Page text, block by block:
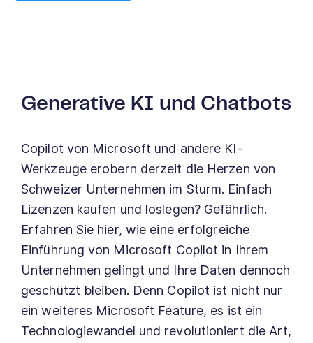
Generative KI und Chatbots
Copilot von Microsoft und andere KI-
Werkzeuge erobern derzeit die Herzen von
Schweizer Unternehmen im Sturm. Einfach
Lizenzen kaufen und loslegen? Gefährlich.
Erfahren Sie hier, wie eine erfolgreiche
Einführung von Microsoft Copilot in Ihrem
Unternehmen gelingt und Ihre Daten dennoch
geschützt bleiben. Denn Copilot ist nicht nur
ein weiteres Microsoft Feature, es ist ein
Technologiewandel und revolutioniert die Art,